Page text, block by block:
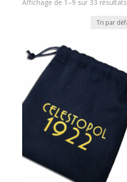
Affichage de 1–9 sur 33 résultats